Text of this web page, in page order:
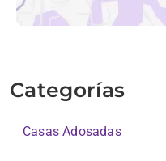
Categorías
Casas Adosadas